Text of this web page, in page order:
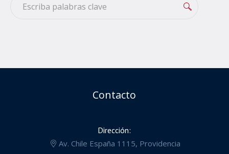
Contacto
Dirección:
Av. Chile España 1115, Providencia